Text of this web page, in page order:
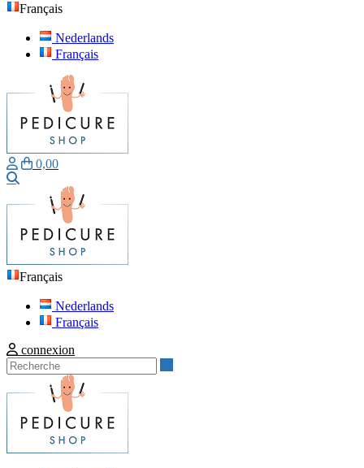
Français
Nederlands
Français
0,00
Français
Nederlands
Français
connexion